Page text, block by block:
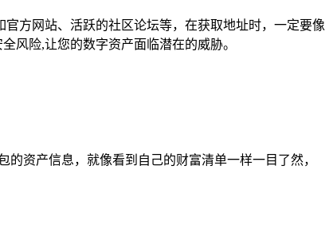
方网站、活跃的社区论坛等，在获取地址时，一定要像
风险,让您的数字资产面临潜在的威胁。
资产信息，就像看到自己的财富清单一样一目了然，